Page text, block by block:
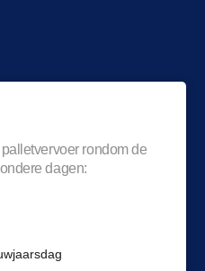
rondom de
dagen: